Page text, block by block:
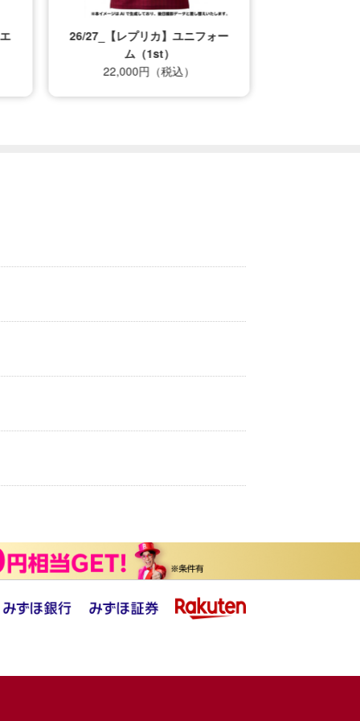
26/27_【レプリカ】ユニフォー
ム（1st）
22,000円（税込）